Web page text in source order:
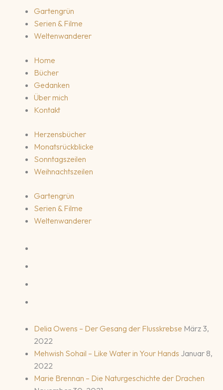
Gartengrün
Serien & Filme
Weltenwanderer
Home
Bücher
Gedanken
Über mich
Kontakt
Herzensbücher
Monatsrückblicke
Sonntagszeilen
Weihnachtszeilen
Gartengrün
Serien & Filme
Weltenwanderer
Delia Owens – Der Gesang der Flusskrebse März 3,
2022
Mehwish Sohail – Like Water in Your Hands Januar 8,
2022
Marie Brennan – Die Naturgeschichte der Drachen